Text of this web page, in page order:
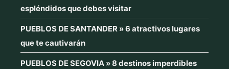
espléndidos que debes visitar
PUEBLOS DE SANTANDER » 6 atractivos lugares
que te cautivarán
PUEBLOS DE SEGOVIA » 8 destinos imperdibles